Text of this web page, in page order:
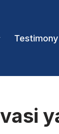
Testimony